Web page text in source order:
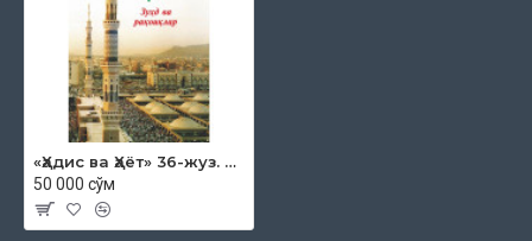
«Ҳадис ва Ҳаёт» 36-жуз. Зуҳд ва рақоиқлар китоби
50 000 сўм